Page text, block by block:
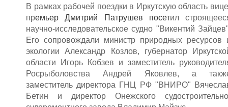
В рамках рабочей поездки в Иркутскую область
премьер Дмитрий Патрушев посетил
научно-исследовательское судно "Викентий
Его сопровождали министр природных ресурсов
экологии Александр Козлов, губернатор
области Игорь Кобзев и заместитель
Росрыболовства Андрей Яковлев, а
заместитель директора ГНЦ РФ "ВНИРО"
Бетин и директор Онежского